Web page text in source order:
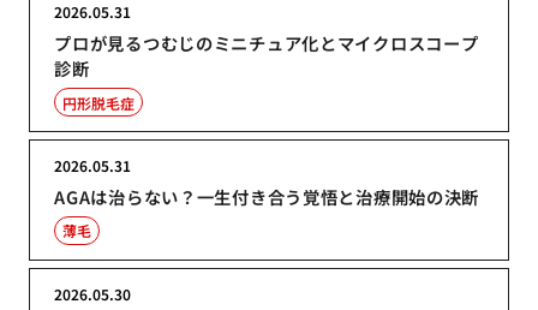
プロが見るつむじのミニチュア化とマイクロスコープ
診断
2026.05.31
円形脱毛症
AGAは治らない？一生付き合う覚悟と治療開始の決断
2026.05.31
薄毛
2026.05.30